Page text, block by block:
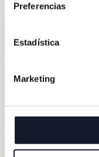
Preferencias
Estadística
Marketing
3. Fabricación